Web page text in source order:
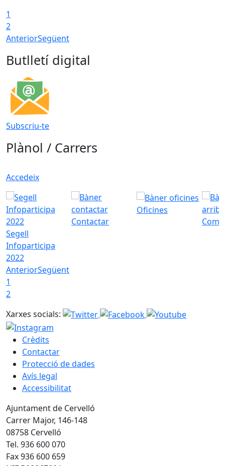
1
2
AnteriorSegüent
Butlletí digital
Subscriu-te
Plànol / Carrers
Accedeix
Segell
Infoparticipa
2022
Contactar
Oficines
Com
AnteriorSegüent
1
2
Xarxes socials:
Crèdits
Contactar
Protecció de dades
Avís legal
Accessibilitat
Ajuntament de Cervelló
Carrer Major, 146-148
08758 Cervelló
Tel. 936 600 070
Fax 936 600 659